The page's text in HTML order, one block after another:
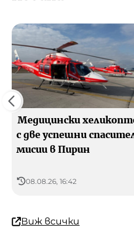
Медицински
с две успешни
мисии в Пирин
08.08.26, 16:42
Виж всички